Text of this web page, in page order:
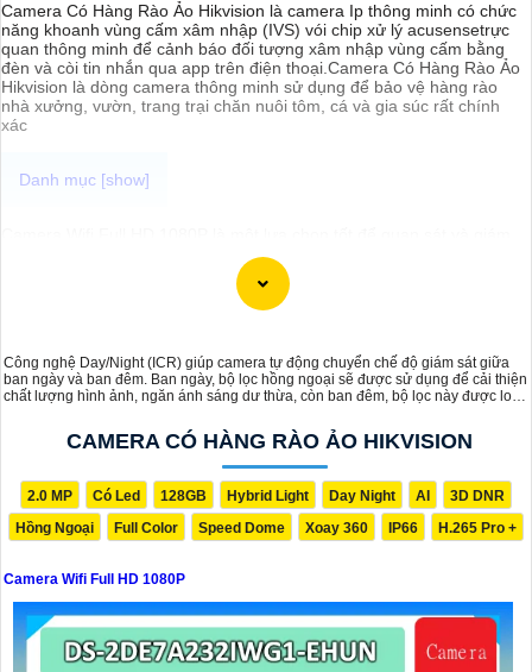
Camera Có Hàng Rào Ảo Hikvision là camera Ip thông minh có chức
năng khoanh vùng cấm xâm nhập (IVS) vói chip xử lý acusensetrực
quan thông minh để cảnh báo đối tượng xâm nhập vùng cấm bằng
đèn và còi tin nhắn qua app trên điện thoại.Camera Có Hàng Rào Ảo
Hikvision là dòng camera thông minh sử dụng để bảo vệ hàng rào
nhà xưởng, vườn, trang trại chăn nuôi tôm, cá và gia súc rất chính
xác
sát nhiều không gian khác nhau trong gia đình, cửa hàng, văn phòng
hoặc nhà xưởng.Với chất lượng hình ảnh sắc nét với độ phân giải
1080P và khả năng kết nối không dây qua Wifi, dễ dàng cài đặt và sử
dụng giám sát từ xa thông qua ứng dụng trên điện thoại hoặc máy
Công nghệ Day/Night (ICR) giúp camera tự động chuyển chế độ giám sát giữa
ban ngày và ban đêm. Ban ngày, bộ lọc hồng ngoại sẽ được sử dụng để cải thiện
chất lượng hình ảnh, ngăn ánh sáng dư thừa, còn ban đêm, bộ lọc này được loại
ngay cả trong điều kiện thiếu sáng.
CAMERA CÓ HÀNG RÀO ẢO HIKVISION
2.0 MP Có Led 128GB Hybrid Light Day Night AI
3D DNR
Hồng Ngoại
Full Color Speed Dome Xoay 360 IP66 H.265 Pro +
Camera Wifi Full HD 1080P